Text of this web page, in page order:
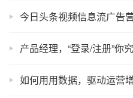
今日头条视频信息流广告
产品经理，“登录/注册”你
如何用用数据，驱动运营